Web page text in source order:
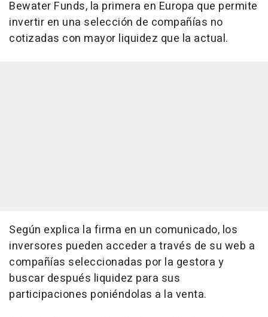
Bewater Funds, la primera en Europa que permite
invertir en una selección de compañías no
cotizadas con mayor liquidez que la actual.
Según explica la firma en un comunicado, los
inversores pueden acceder a través de su web a
compañías seleccionadas por la gestora y
buscar después liquidez para sus
participaciones poniéndolas a la venta.